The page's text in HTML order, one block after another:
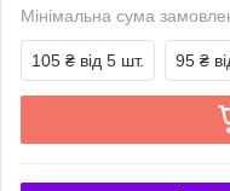
Мінімальна сума
105 ₴ від 5 шт. 95 ₴